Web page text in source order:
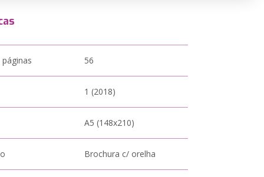
56
1 (2018)
A5 (148x210)
Brochura c/ orelha